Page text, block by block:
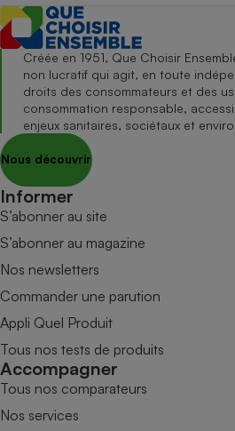
Créée en 1951, Que Choisir
non lucratif qui agit, en toute
droits des consommateurs et des
consommation responsable,
enjeux sanitaires, sociétaux et
Nous découvrir
Informer
S’abonner au site
S’abonner au magazine
Nos newsletters
Commander une parution
Appli Quel Produit
Tous nos tests de produits
Accompagner
Tous nos comparateurs
Nos services